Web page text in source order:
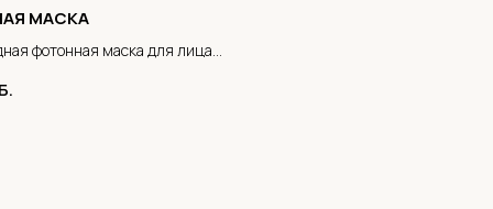
МАСКА
фотонная маска для лица и